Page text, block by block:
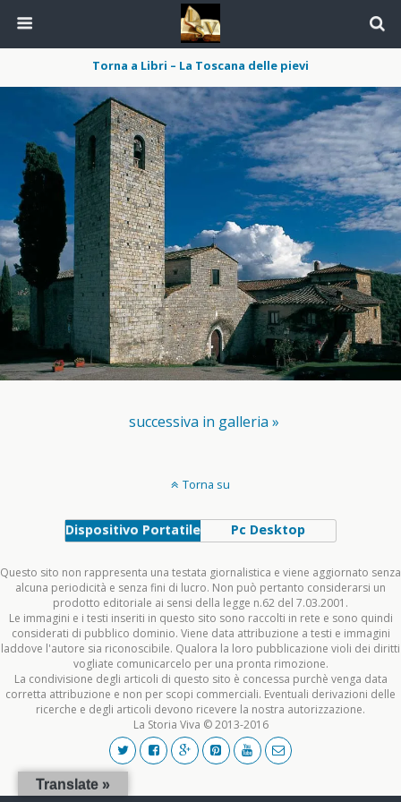
Torna a Libri – La Toscana delle pievi
successiva in galleria »
Torna su
Dispositivo Portatile Pc Desktop
Questo sito non rappresenta una testata giornalistica e viene aggiornato senza
alcuna periodicità e senza fini di lucro. Non può pertanto considerarsi un
prodotto editoriale ai sensi della legge n.62 del 7.03.2001.
Le immagini e i testi inseriti in questo sito sono raccolti in rete e sono quindi
considerati di pubblico dominio. Viene data attribuzione a testi e immagini
laddove l'autore sia riconoscibile. Qualora la loro pubblicazione violi dei diritti
vogliate comunicarcelo per una pronta rimozione.
La condivisione degli articoli di questo sito è concessa purchè venga data
corretta attribuzione e non per scopi commerciali. Eventuali derivazioni delle
ricerche e degli articoli devono ricevere la nostra autorizzazione.
La Storia Viva © 2013-2016
Translate »